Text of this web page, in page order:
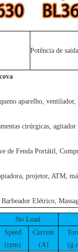
Potência de
aparelho,
cirúrgicas,
de Fenda Portátil,
projetor, ATM,
Elétrico,
No Load
Speed
(rpm)
Current
(A)